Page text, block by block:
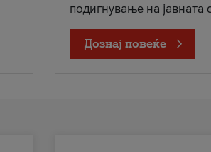
подигнување на јавната
Дознај повеќе